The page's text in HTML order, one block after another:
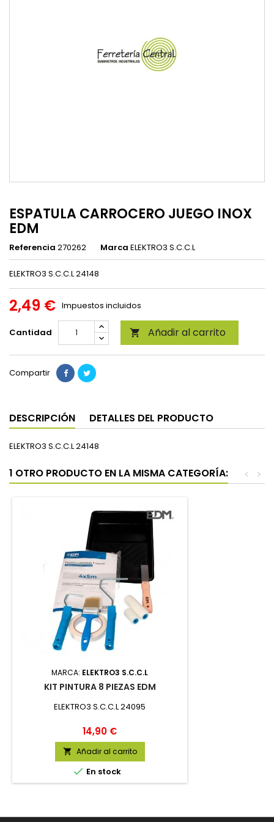
ESPATULA CARROCERO JUEGO INOX
EDM
Referencia 270262 Marca ELEKTRO3 S.C.C.L
ELEKTRO3 S.C.C.L 24148
2,49 € Impuestos incluidos
Cantidad  Añadir al carrito
Compartir
DESCRIPCIÓN DETALLES DEL PRODUCTO
ELEKTRO3 S.C.C.L 24148
1 OTRO PRODUCTO EN LA MISMA CATEGORÍA: >
<
MARCA: ELEKTRO3 S.C.C.L
KIT PINTURA 8 PIEZAS EDM
ELEKTRO3 S.C.C.L 24095
Precio
14,90 €
 Añadir al carrito
 En stock